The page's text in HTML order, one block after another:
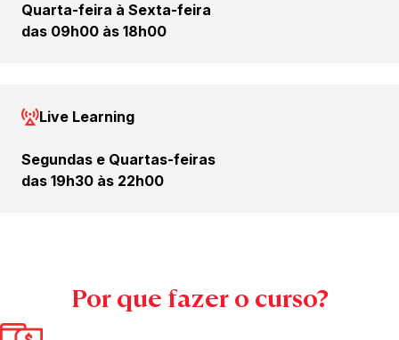
Quarta-feira à Sexta-feira
das 09h00 às 18h00
Live Learning
Segundas e Quartas-feiras
das 19h30 às 22h00
Por que fazer o curso?